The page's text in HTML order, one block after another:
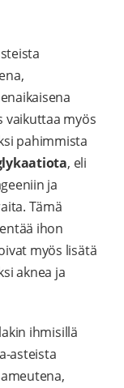
vaikuttaa myös
pahimmista
, eli
ja
Tämä
ihon
myös lisätä
aknea ja
ihmisillä
asteista